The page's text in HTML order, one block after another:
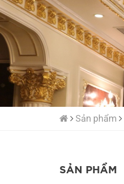
Sản phẩm
SẢN PHẨM